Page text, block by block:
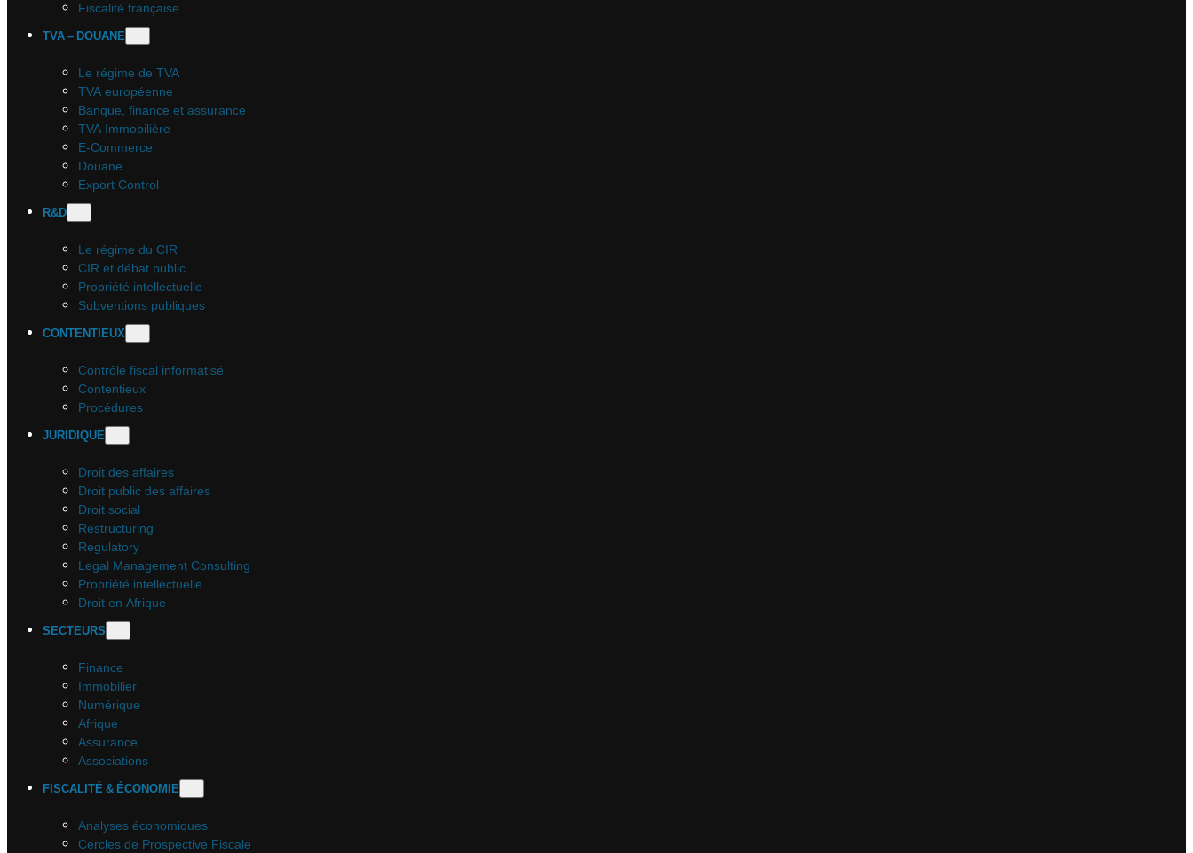
Fiscalité française
TVA – DOUANE
Le régime de TVA
TVA européenne
Banque, finance et assurance
TVA Immobilière
E-Commerce
Douane
Export Control
R&D
Le régime du CIR
CIR et débat public
Propriété intellectuelle
Subventions publiques
CONTENTIEUX
Contrôle fiscal informatisé
Contentieux
Procédures
JURIDIQUE
Droit des affaires
Droit public des affaires
Droit social
Restructuring
Regulatory
Legal Management Consulting
Propriété intellectuelle
Droit en Afrique
SECTEURS
Finance
Immobilier
Numérique
Afrique
Assurance
Associations
FISCALITÉ & ÉCONOMIE
Analyses économiques
Cercles de Prospective Fiscale